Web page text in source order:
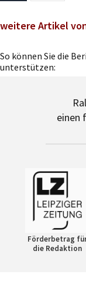
weitere Artikel
So können Sie die
unterstützen:
einen
Förderbetrag
die Redaktion